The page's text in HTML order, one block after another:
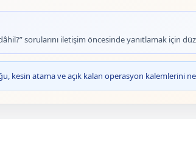
sorularını iletişim öncesinde yanıtlamak için
kesin atama ve açık kalan operasyon kalemlerini